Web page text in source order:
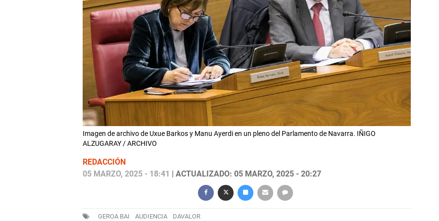
Imagen de archivo de Uxue Barkos y Manu Ayerdi en un pleno del Parlamento de Navarra. IÑIGO
ALZUGARAY / ARCHIVO
REDACCIÓN
05 MARZO, 2025 - 18:41 | ACTUALIZADO: 05 MARZO, 2025 - 20:27
GEROA BAI AUDIENCIA DAVALOR